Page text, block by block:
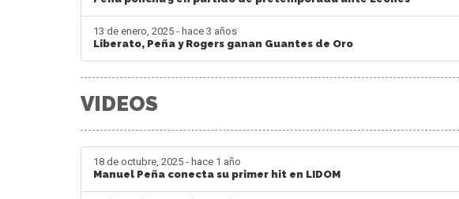
13 de enero, 2025 - hace 3 años
Liberato, Peña y Rogers ganan Guantes de Oro
VIDEOS
18 de octubre, 2025 - hace 1 año
Manuel Peña conecta su primer hit en LIDOM